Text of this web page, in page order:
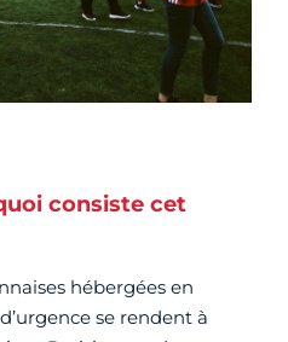
consiste cet
hébergées en
se rendent à